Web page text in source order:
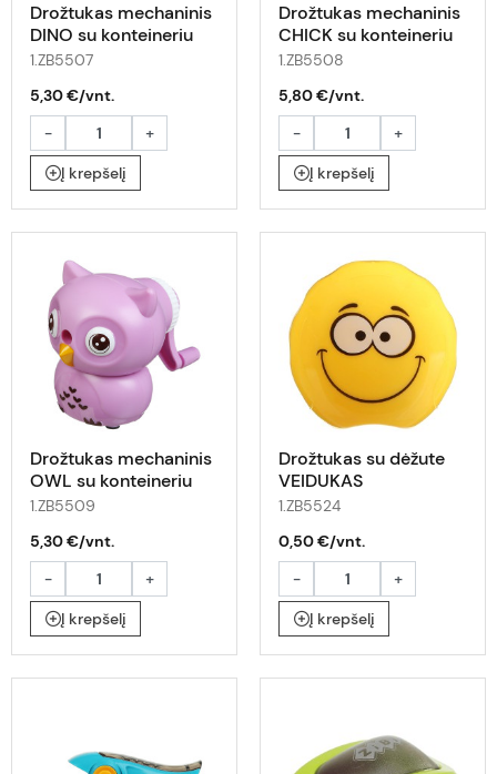
Drožtukas mechaninis
DINO su konteineriu
1.ZB5507
5,30 €/vnt.
-
+
Į krepšelį
Drožtukas mechaninis
CHICK su konteineriu
1.ZB5508
5,80 €/vnt.
-
+
Į krepšelį
Drožtukas mechaninis
OWL su konteineriu
1.ZB5509
5,30 €/vnt.
-
+
Į krepšelį
Drožtukas su dėžute
VEIDUKAS
1.ZB5524
0,50 €/vnt.
-
+
Į krepšelį